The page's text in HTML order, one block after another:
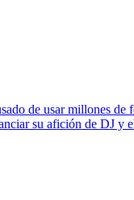
de usar millones de
su afición de DJ y